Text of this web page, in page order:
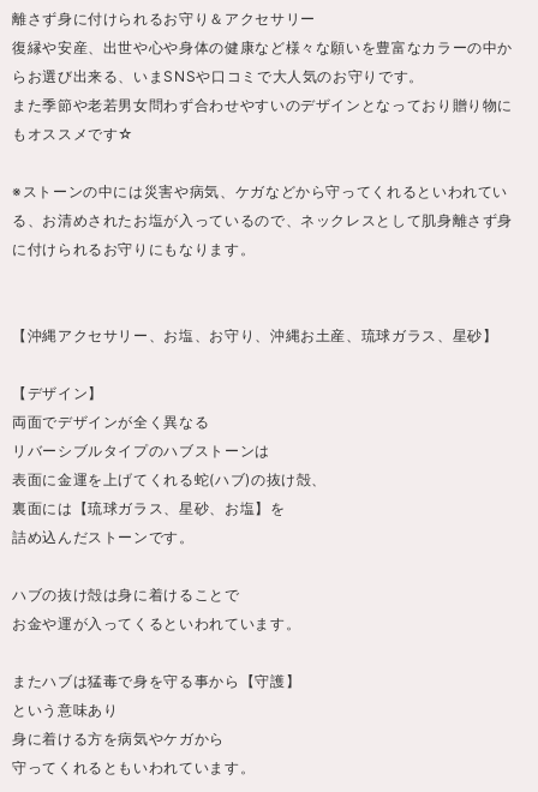
離さず身に付けられるお守り＆アクセサリー
復縁や安産、出世や心や身体の健康など様々な願いを豊富なカラーの中か
らお選び出来る、いまSNSや口コミで大人気のお守りです。
また季節や老若男女問わず合わせやすいのデザインとなっており贈り物に
もオススメです☆
※ストーンの中には災害や病気、ケガなどから守ってくれるといわれてい
る、お清めされたお塩が入っているので、ネックレスとして肌身離さず身
に付けられるお守りにもなります。
【沖縄アクセサリー、お塩、お守り、沖縄お土産、琉球ガラス、星砂】
【デザイン】
両面でデザインが全く異なる
リバーシブルタイプのハブストーンは
表面に金運を上げてくれる蛇(ハブ)の抜け殻、
裏面には【琉球ガラス、星砂、お塩】を
詰め込んだストーンです。
ハブの抜け殻は身に着けることで
お金や運が入ってくるといわれています。
またハブは猛毒で身を守る事から【守護】
という意味あり
身に着ける方を病気やケガから
守ってくれるともいわれています。